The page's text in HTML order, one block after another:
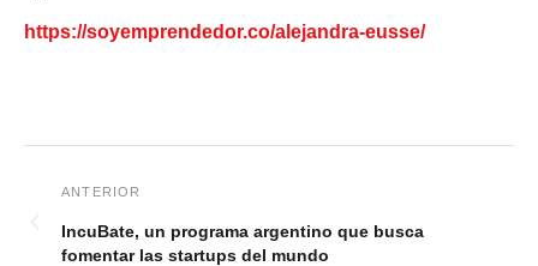
https://soyemprendedor.co/alejandra-eusse/
IncuBate, un programa argentino que busca
fomentar las startups del mundo